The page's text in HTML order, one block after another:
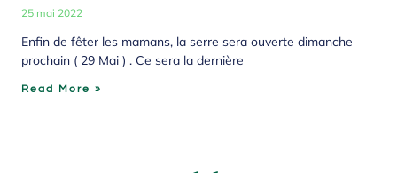
25 mai 2022
Enfin de fêter les mamans, la serre sera ouverte dimanche
prochain ( 29 Mai ) . Ce sera la dernière
Read More »